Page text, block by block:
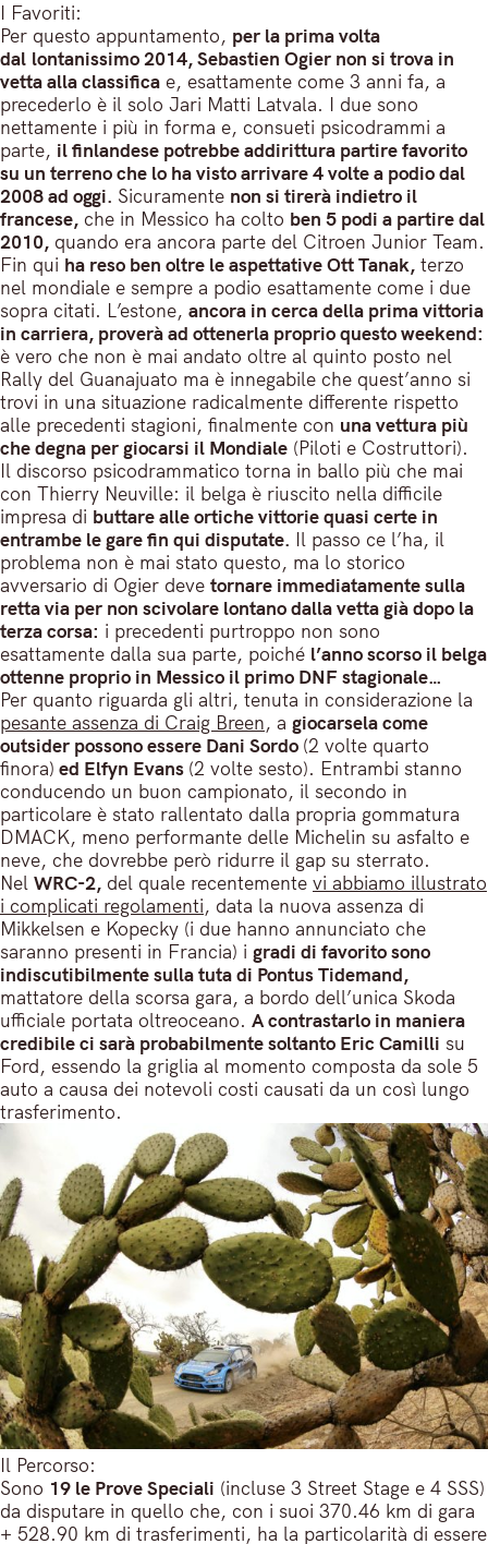
I Favoriti:
Per questo appuntamento, per la prima volta
dal lontanissimo 2014, Sebastien Ogier non si trova in
vetta alla classifica e, esattamente come 3 anni fa, a
precederlo è il solo Jari Matti Latvala. I due sono
nettamente i più in forma e, consueti psicodrammi a
parte, il finlandese potrebbe addirittura partire favorito
su un terreno che lo ha visto arrivare 4 volte a podio dal
2008 ad oggi. Sicuramente non si tirerà indietro il
francese, che in Messico ha colto ben 5 podi a partire dal
2010, quando era ancora parte del Citroen Junior Team.
Fin qui ha reso ben oltre le aspettative Ott Tanak, terzo
nel mondiale e sempre a podio esattamente come i due
sopra citati. L’estone, ancora in cerca della prima vittoria
in carriera, proverà ad ottenerla proprio questo weekend:
è vero che non è mai andato oltre al quinto posto nel
Rally del Guanajuato ma è innegabile che quest’anno si
trovi in una situazione radicalmente differente rispetto
alle precedenti stagioni, finalmente con una vettura più
che degna per giocarsi il Mondiale (Piloti e Costruttori).
Il discorso psicodrammatico torna in ballo più che mai
con Thierry Neuville: il belga è riuscito nella difficile
impresa di buttare alle ortiche vittorie quasi certe in
entrambe le gare fin qui disputate. Il passo ce l’ha, il
problema non è mai stato questo, ma lo storico
avversario di Ogier deve tornare immediatamente sulla
retta via per non scivolare lontano dalla vetta già dopo la
terza corsa: i precedenti purtroppo non sono
esattamente dalla sua parte, poiché l’anno scorso il belga
ottenne proprio in Messico il primo DNF stagionale…
Per quanto riguarda gli altri, tenuta in considerazione la
pesante assenza di Craig Breen, a giocarsela come
outsider possono essere Dani Sordo (2 volte quarto
finora) ed Elfyn Evans (2 volte sesto). Entrambi stanno
conducendo un buon campionato, il secondo in
particolare è stato rallentato dalla propria gommatura
DMACK, meno performante delle Michelin su asfalto e
neve, che dovrebbe però ridurre il gap su sterrato.
Nel WRC-2, del quale recentemente vi abbiamo illustrato
i complicati regolamenti, data la nuova assenza di
Mikkelsen e Kopecky (i due hanno annunciato che
saranno presenti in Francia) i gradi di favorito sono
indiscutibilmente sulla tuta di Pontus Tidemand,
mattatore della scorsa gara, a bordo dell’unica Skoda
ufficiale portata oltreoceano. A contrastarlo in maniera
credibile ci sarà probabilmente soltanto Eric Camilli su
Ford, essendo la griglia al momento composta da sole 5
auto a causa dei notevoli costi causati da un così lungo
trasferimento.
Il Percorso:
Sono 19 le Prove Speciali (incluse 3 Street Stage e 4 SSS)
da disputare in quello che, con i suoi 370.46 km di gara
+ 528.90 km di trasferimenti, ha la particolarità di essere